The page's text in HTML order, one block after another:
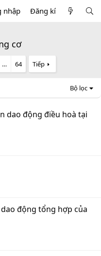
nhập Đăng kí
cơ
… 64 Tiếp
Bộ lọc
dao động điều hoà tại
động tổng hợp của